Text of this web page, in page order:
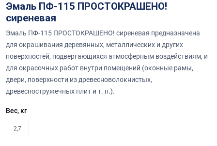
Эмаль ПФ-115 ПРОСТОКРАШЕНО!
сиреневая
Эмаль ПФ-115 ПРОСТОКРАШЕНО! сиреневая предназначена
для окрашивания деревянных, металлических и других
поверхностей, подвергающихся атмосферным воздействиям, и
для окрасочных работ внутри помещений (оконные рамы,
двери, поверхности из древесноволокнистых,
древесностружечных плит и т. п.).
Вес, кг
2,7